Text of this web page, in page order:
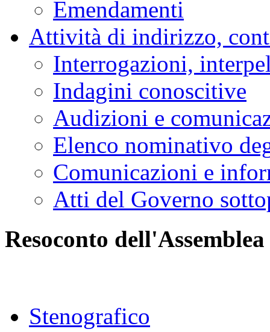
Emendamenti
Attività di indirizzo,
Interrogazioni,
Indagini conoscitive
Audizioni e
Elenco nominativo
Comunicazioni e
Atti del Governo
Resoconto dell'Assemblea
Stenografico